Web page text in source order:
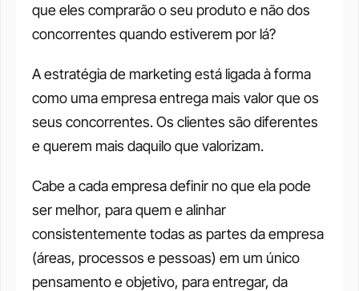
que eles comprarão o seu produto e não dos
concorrentes quando estiverem por lá?
A estratégia de marketing está ligada à forma
como uma empresa entrega mais valor que os
seus concorrentes. Os clientes são diferentes
e querem mais daquilo que valorizam.
Cabe a cada empresa definir no que ela pode
ser melhor, para quem e alinhar
consistentemente todas as partes da empresa
(áreas, processos e pessoas) em um único
pensamento e objetivo, para entregar, da